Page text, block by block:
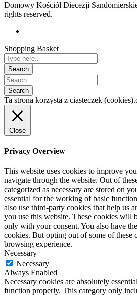
Domowy Kościół Diecezji
rights reserved.
Shopping Basket
Ta strona korzysta z ciasteczek (cookies).
Close
Privacy Overview
This website uses cookies to improve
navigate through the website. Out of
categorized as necessary are stored on
essential for the working of basic
also use third-party cookies that help us
you use this website. These cookies will
only with your consent. You also have
cookies. But opting out of some of these
browsing experience.
Necessary
Necessary
Always Enabled
Necessary cookies are absolutely
function properly. This category only